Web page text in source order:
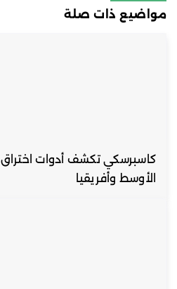
مواضيع ذات صلة
كاسبرسكي تكشف أدوات
الأوسط وأفريقيا